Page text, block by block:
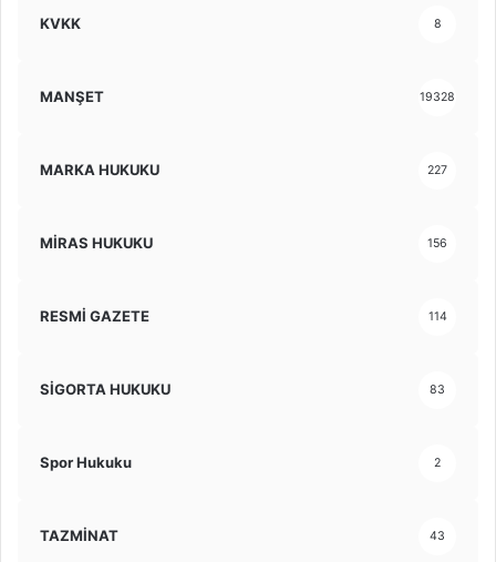
KVKK 8
MANŞET 19328
MARKA HUKUKU 227
MİRAS HUKUKU 156
RESMİ GAZETE 114
SİGORTA HUKUKU 83
Spor Hukuku 2
TAZMİNAT 43